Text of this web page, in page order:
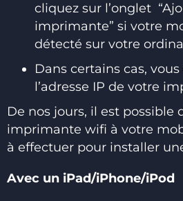
cliquez sur l’onglet
imprimante” si votre
détecté sur votre
Dans certains cas,
l’adresse IP de votre
De nos jours, il est possible
imprimante wifi à votre
à effectuer pour installer
Avec un iPad/iPhone/iPod